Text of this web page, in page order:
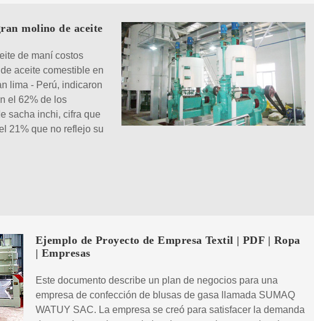
molino de aceite
de maní costos
aceite comestible en
lima - Perú, indicaron
el 62% de los
sacha inchi, cifra que
21% que no reflejo su
Ejemplo de Proyecto de Empresa Textil | PDF | Ropa
| Empresas
Este documento describe un plan de negocios para una
empresa de confección de blusas de gasa llamada SUMAQ
WATUY SAC. La empresa se creó para satisfacer la demanda